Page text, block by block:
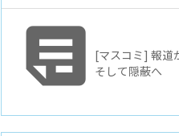
[マスコミ] 報道
そして隠蔽へ